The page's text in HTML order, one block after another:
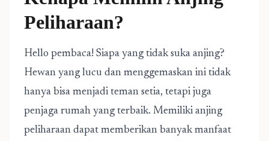
Peliharaan?
Hello pembaca! Siapa yang tidak suka anjing?
Hewan yang lucu dan menggemaskan ini tidak
hanya bisa menjadi teman setia, tetapi juga
penjaga rumah yang terbaik. Memiliki anjing
peliharaan dapat memberikan banyak manfaat